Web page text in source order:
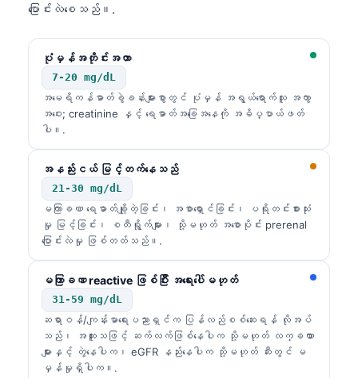
ပြောင်းလဲစေသည်။.
ပုံမှန်အတိုင်းအတာ
7-20 mg/dL
အမေရိကန်ဓာတ်ခွဲခန်းများစွာတွင် ပုံမှန် အရွယ်ရောက်သူ အကွာ
အဝေး; creatinine နှင့် ရေဓာတ်အခြေအနေကို အဓိပ္ပာယ်ဖတ်
ပါ။.
အနည်းငယ် မြင့်တက်နေသည်
21-30 mg/dL
မကြာခဏ ရေဓာတ်ချို့တဲ့ခြင်း၊ အစာရှောင်ခြင်း၊ ပရိုတင်းစားသုံး
မှု မြင့်ခြင်း၊ စတီရွိုက်များ၊ သို့မဟုတ် အစောပိုင်း prerenal
ပြောင်းလဲမှု ဖြစ်တတ်သည်။.
မကြာခဏ reactive ဖြစ်ပြီး အရေးပေါ်မဟုတ်
31-59 mg/dL
ဆရာဝန်/ကျန်းမာရေးပညာရှင်က ပြန်လည်စစ်ဆေးရန် လိုအပ်
သည်၊ အထူးသဖြင့် ဆက်လက်ဖြစ်နေပါက သို့မဟုတ် လက္ခဏာ
များနှင့် တွဲနေပါက၊ eGFR နည်းနေပါက သို့မဟုတ် ဆီးတွင် မ
မှန်မှုရှိပါက။.